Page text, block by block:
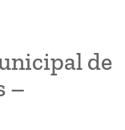
de
–